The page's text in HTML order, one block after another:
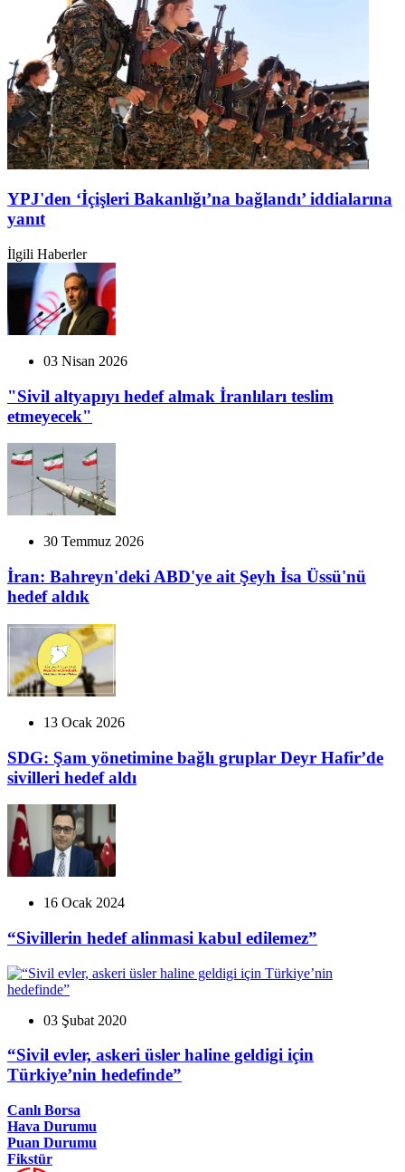
YPJ'den ‘İçişleri Bakanlığı’na bağlandı’ iddialarına
yanıt
İlgili Haberler
03 Nisan 2026
"Sivil altyapıyı hedef almak İranlıları teslim
etmeyecek"
30 Temmuz 2026
İran: Bahreyn'deki ABD'ye ait Şeyh İsa Üssü'nü
hedef aldık
13 Ocak 2026
SDG: Şam yönetimine bağlı gruplar Deyr Hafir’de
sivilleri hedef aldı
16 Ocak 2024
“Sivillerin hedef alinmasi kabul edilemez”
03 Şubat 2020
“Sivil evler, askeri üsler haline geldigi için
Türkiye’nin hedefinde”
Canlı Borsa
Hava Durumu
Puan Durumu
Fikstür